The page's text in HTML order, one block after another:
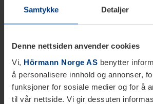
Samtykke Detaljer
Denne nettsiden anvender cookies
Vi, Hörmann Norge AS benytter
å personalisere innhold og annonser,
funksjoner for sosiale medier og for å
til vår nettside. Vi gir dessuten